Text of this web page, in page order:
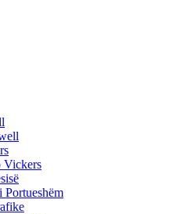
Vickers
Portueshëm